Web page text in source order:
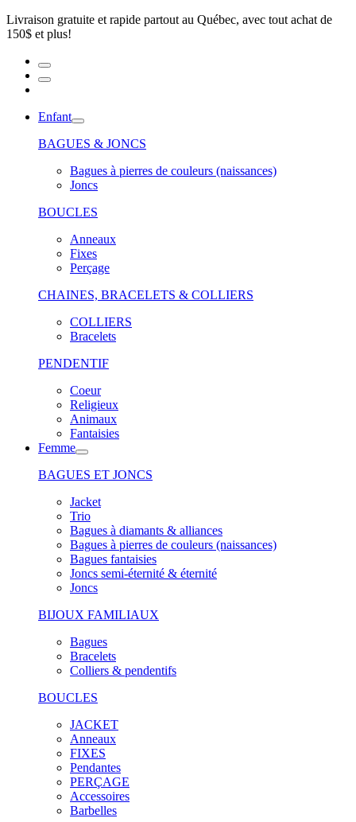
Livraison gratuite et rapide partout au Québec, avec tout achat de
150$ et plus!
Enfant
BAGUES & JONCS
Bagues à pierres de couleurs (naissances)
Joncs
BOUCLES
Anneaux
Fixes
Perçage
CHAINES, BRACELETS & COLLIERS
COLLIERS
Bracelets
PENDENTIF
Coeur
Religieux
Animaux
Fantaisies
Femme
BAGUES ET JONCS
Jacket
Trio
Bagues à diamants & alliances
Bagues à pierres de couleurs (naissances)
Bagues fantaisies
Joncs semi-éternité & éternité
Joncs
BIJOUX FAMILIAUX
Bagues
Bracelets
Colliers & pendentifs
BOUCLES
JACKET
Anneaux
FIXES
Pendantes
PERÇAGE
Accessoires
Barbelles